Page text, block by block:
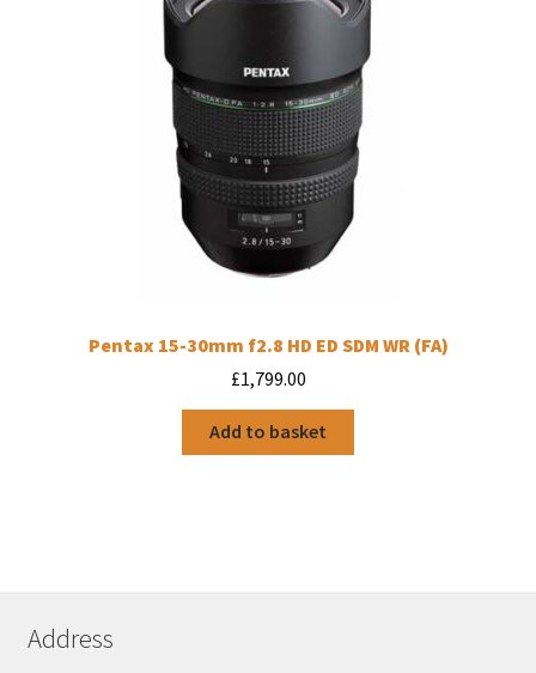
Pentax 15-30mm f2.8 HD ED SDM WR (FA)
£1,799.00
Add to basket
Address